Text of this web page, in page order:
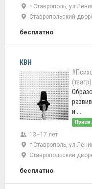
г Ставрополь, ул
Ставропольский
бесплатно
КВН
(театр)
и ...
13–17 лет
г Ставрополь, ул
Ставропольский
бесплатно